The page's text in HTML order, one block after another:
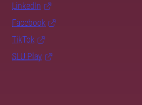
LinkedIn
Facebook
TikTok
SLU Play